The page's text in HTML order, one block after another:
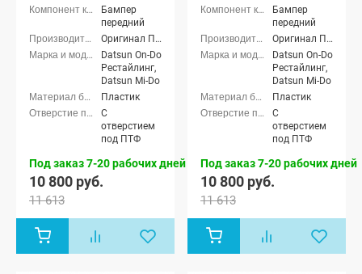
Бампер
передний
Оригинал ППИ
Datsun On-Do
Рестайлинг,
Datsun Mi-Do
Пластик
С
отверстием
под ПТФ
Под заказ 7-20 рабочих дней
10 800 руб.
11 613
Бампер
передний
Оригинал ППИ
Datsun On-Do
Рестайлинг,
Datsun Mi-Do
Пластик
С
отверстием
под ПТФ
Под заказ 7-20 рабочих дней
10 800 руб.
11 613